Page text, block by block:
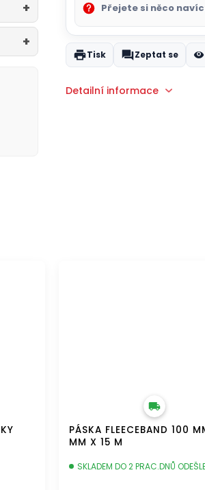
Přejete si něco
Tisk Zeptat se
Detailní informace
PÁSKA FLEECEBAND 100
MM X 15 M
SKLADEM DO 2 PRAC.DNŮ